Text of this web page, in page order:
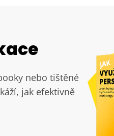
nebo tištěné
jak efektivně